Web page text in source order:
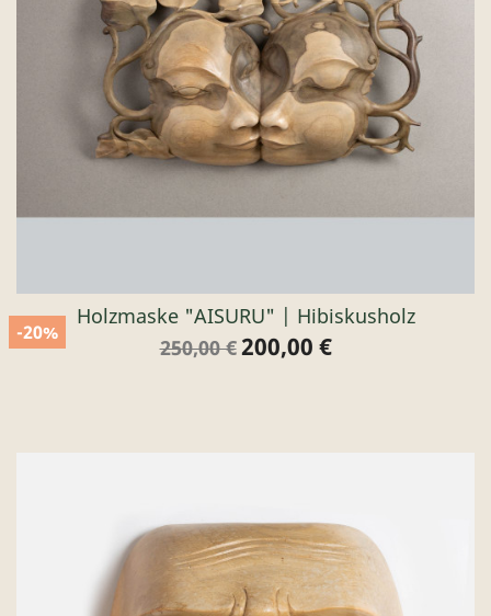
Holzmaske "AISURU" | Hibiskusholz
Verkaufspreis
250,00 €
-20%
Preis
200,00 €